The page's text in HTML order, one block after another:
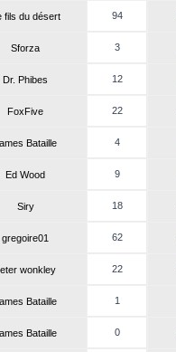
fils du désert 94
Sforza 3
Dr. Phibes 12
FoxFive 22
Bataille 4
Ed Wood 9
Siry 18
gregoire01 62
wonkley 22
Bataille 1
Bataille 0